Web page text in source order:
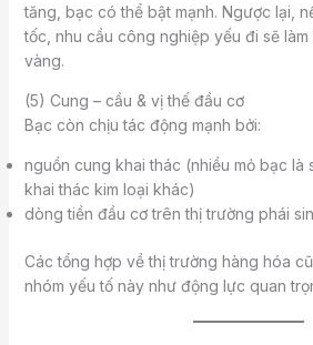
tăng, bạc có thể bật mạnh. Ngược lại,
tốc, nhu cầu công nghiệp yếu đi sẽ
vàng.
(5) Cung – cầu & vị thế đầu cơ
Bạc còn chịu tác động mạnh bởi:
nguồn cung khai thác (nhiều mỏ bạc là
khai thác kim loại khác)
dòng tiền đầu cơ trên thị trường phái
Các tổng hợp về thị trường hàng hóa
nhóm yếu tố này như động lực quan